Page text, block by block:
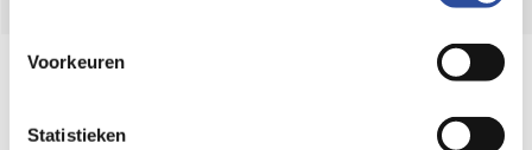
gegevensverwerking staat in de
Privacyverklaring
Voorkeuren
Statistieken
Online aanbieder medicijnen
webshop mag verkopen.